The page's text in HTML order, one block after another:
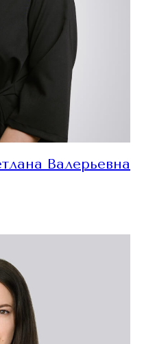
Валерьевна